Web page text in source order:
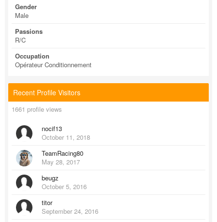
Gender
Male
Passions
R/C
Occupation
Opérateur Conditionnement
Recent Profile Visitors
1661 profile views
nocif13
October 11, 2018
TeamRacing80
May 28, 2017
beugz
October 5, 2016
titor
September 24, 2016